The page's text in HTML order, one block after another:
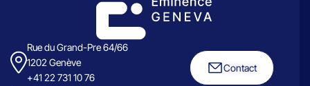
Rue du Grand-Pre 64/66
1202 Genève
+41 22 731 10 76
Contact